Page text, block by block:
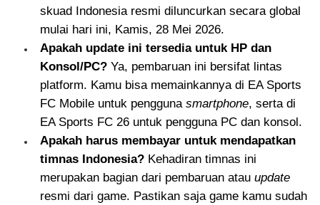
skuad Indonesia resmi diluncurkan secara global
mulai hari ini, Kamis, 28 Mei 2026.
Apakah update ini tersedia untuk HP dan
Konsol/PC? Ya, pembaruan ini bersifat lintas
platform. Kamu bisa memainkannya di EA Sports
FC Mobile untuk pengguna smartphone, serta di
EA Sports FC 26 untuk pengguna PC dan konsol.
Apakah harus membayar untuk mendapatkan
timnas Indonesia? Kehadiran timnas ini
merupakan bagian dari pembaruan atau update
resmi dari game. Pastikan saja game kamu sudah